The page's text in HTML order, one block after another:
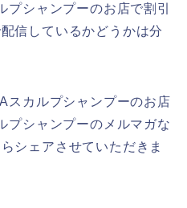
シャンプーのお店で割引
信しているかどうかは分
スカルプシャンプーのお店
プシャンプーのメルマガな
シェアさせていただきま